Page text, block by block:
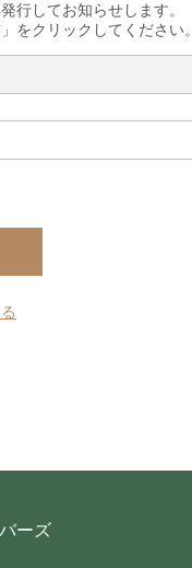
行してお知らせします。
をクリックしてください。
ーズ